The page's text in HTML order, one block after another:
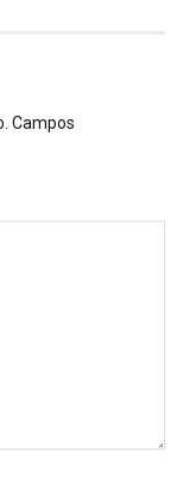
Campos